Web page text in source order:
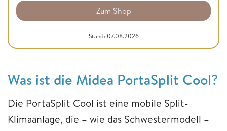
Zum Shop
Stand: 07.08.2026
Was ist die Midea PortaSplit Cool?
Die PortaSplit Cool ist eine mobile Split-
Klimaanlage, die – wie das Schwestermodell –